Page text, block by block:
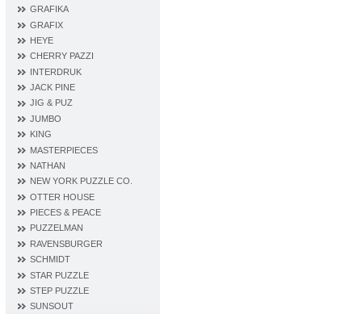
GRAFIKA
GRAFIX
HEYE
CHERRY PAZZI
INTERDRUK
JACK PINE
JIG & PUZ
JUMBO
KING
MASTERPIECES
NATHAN
NEW YORK PUZZLE CO.
OTTER HOUSE
PIECES & PEACE
PUZZELMAN
RAVENSBURGER
SCHMIDT
STAR PUZZLE
STEP PUZZLE
SUNSOUT